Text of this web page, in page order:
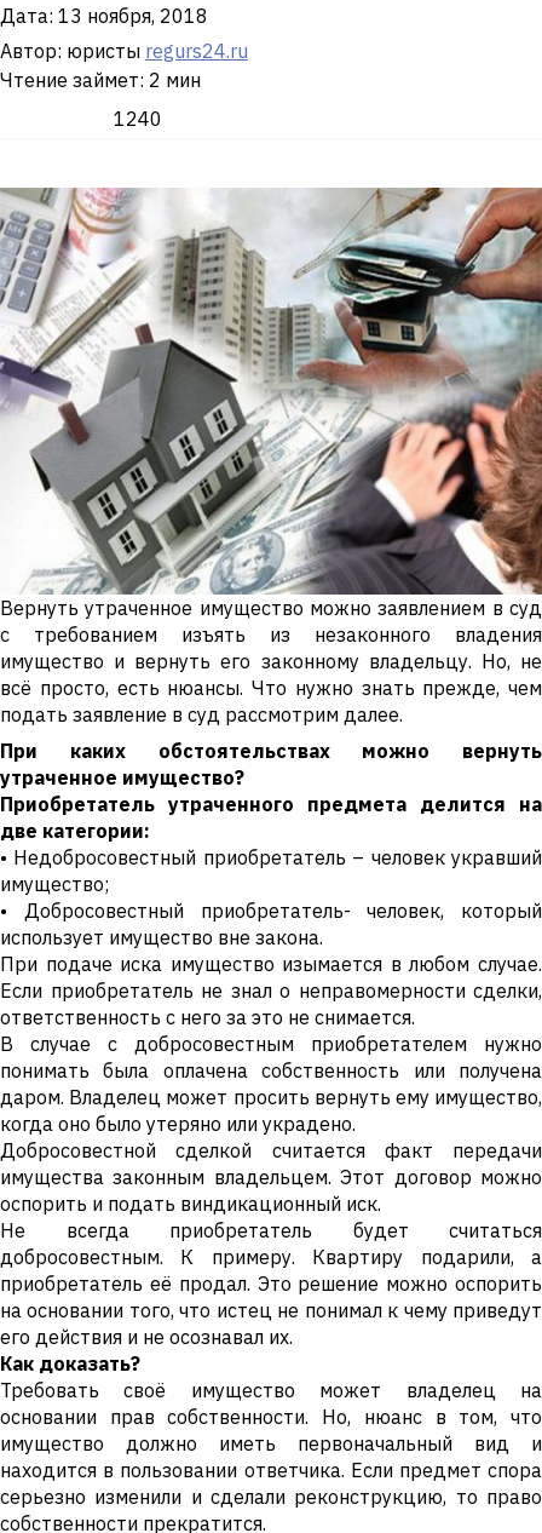
Дата: 13 ноября, 2018
Автор: юристы regurs24.ru
Чтение займет: 2 мин
1240
Вернуть утраченное имущество можно заявлением в суд
с требованием изъять из незаконного владения
имущество и вернуть его законному владельцу. Но, не
всё просто, есть нюансы. Что нужно знать прежде, чем
подать заявление в суд рассмотрим далее.
При каких обстоятельствах можно вернуть
утраченное имущество?
Приобретатель утраченного предмета делится на
две категории:
• Недобросовестный приобретатель – человек укравший
имущество;
• Добросовестный приобретатель- человек, который
использует имущество вне закона.
При подаче иска имущество изымается в любом случае.
Если приобретатель не знал о неправомерности сделки,
ответственность с него за это не снимается.
В случае с добросовестным приобретателем нужно
понимать была оплачена собственность или получена
даром. Владелец может просить вернуть ему имущество,
когда оно было утеряно или украдено.
Добросовестной сделкой считается факт передачи
имущества законным владельцем. Этот договор можно
оспорить и подать виндикационный иск.
Не всегда приобретатель будет считаться
добросовестным. К примеру. Квартиру подарили, а
приобретатель её продал. Это решение можно оспорить
на основании того, что истец не понимал к чему приведут
его действия и не осознавал их.
Как доказать?
Требовать своё имущество может владелец на
основании прав собственности. Но, нюанс в том, что
имущество должно иметь первоначальный вид и
находится в пользовании ответчика. Если предмет спора
серьезно изменили и сделали реконструкцию, то право
собственности прекратится.